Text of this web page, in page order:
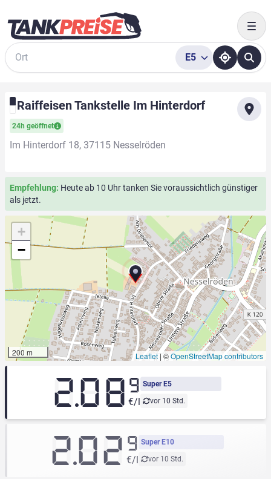
Suche
E5
Raiffeisen Tankstelle Im Hinterdorf
24h geöffnet
Im Hinterdorf 18, 37115 Nesselröden
Empfehlung: Heute ab 10 Uhr tanken Sie voraussichtlich günstiger
als jetzt.
+
−
200 m Leaflet| ©OpenStreetMap contributors
Super E5
vor 10 Std.
2.089
€/l
Super E10
vor 10 Std.
2.02 9
€/l